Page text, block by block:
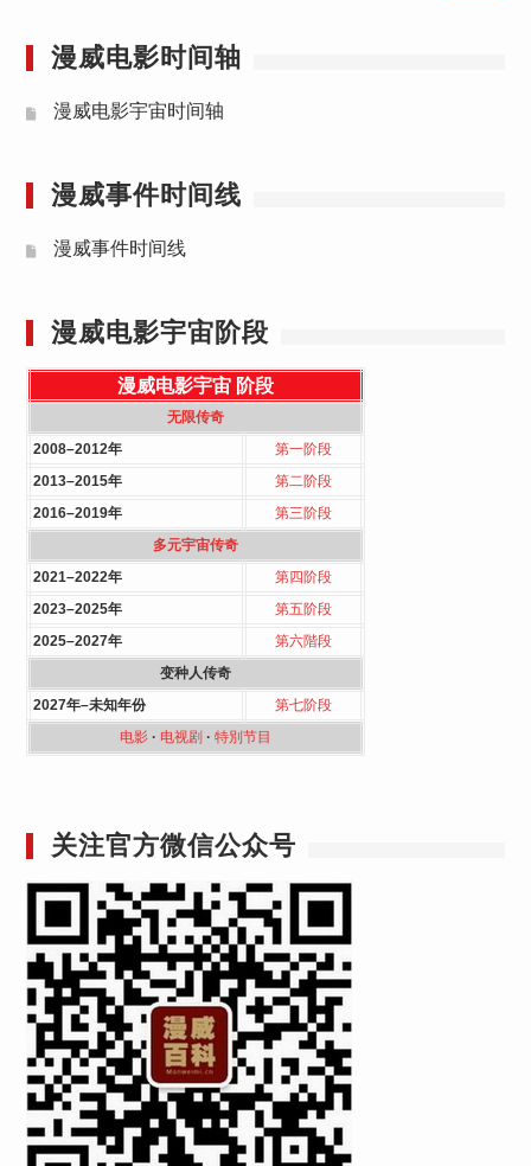
漫威电影时间轴
漫威电影宇宙时间轴
漫威事件时间线
漫威事件时间线
漫威电影宇宙阶段
漫威电影宇宙 阶段
无限传奇
2008–2012年
第一阶段
2013–2015年
第二阶段
2016–2019年
第三阶段
多元宇宙传奇
2021–2022年
第四阶段
2023–2025年
第五阶段
2025–2027年
第六階段
变种人传奇
2027年–未知年份
第七阶段
电影· 电视剧 · 特別节目
关注官方微信公众号